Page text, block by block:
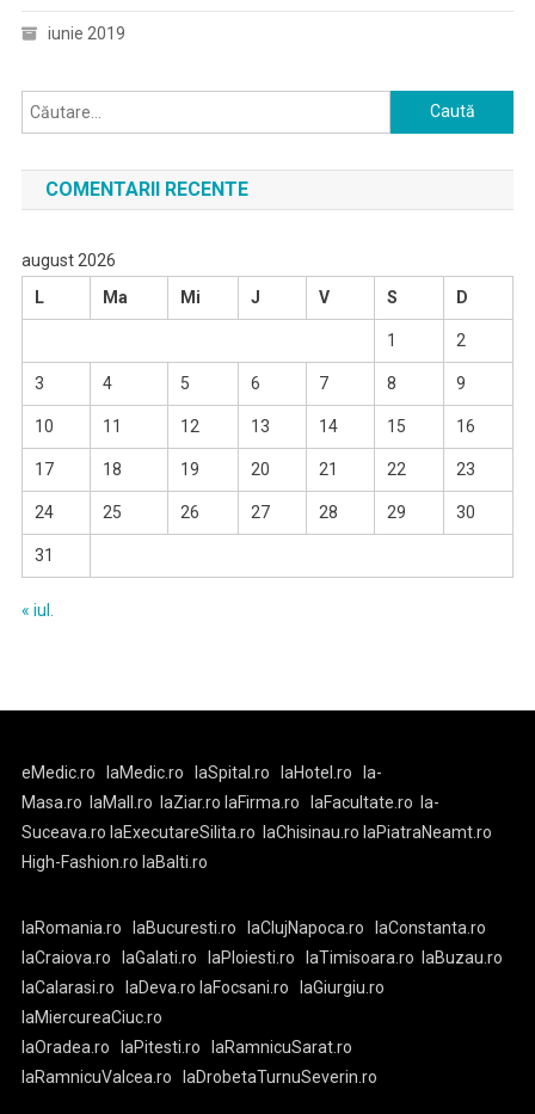
iunie 2019
Caută
după:
COMENTARII RECENTE
august 2026
L
Ma Mi J V S D
1 2
3 4 5 6 7 8 9
10 11 12 13 14 15 16
17 18 19 20 21 22 23
24 25 26 27 28 29 30
31
« iul.
eMedic.ro laMedic.ro laSpital.ro laHotel.ro
la-
Masa.ro
laMall.ro laZiar.ro laFirma.ro laFacultate.ro
la-
Suceava.ro laExecutareSilita.ro laChisinau.ro laPiatraNeamt.ro
High-Fashion.ro laBalti.ro
laRomania.ro laBucuresti.ro laClujNapoca.ro
laConstanta.ro
laCraiova.ro
laGalati.ro laPloiesti.ro laTimisoara.ro
laBuzau.ro
laCalarasi.ro
laDeva.ro laFocsani.ro
laGiurgiu.ro
laMiercureaCiuc.ro
laOradea.ro
laPitesti.ro
laRamnicuSarat.ro
laRamnicuValcea.ro
laDrobetaTurnuSeverin.ro